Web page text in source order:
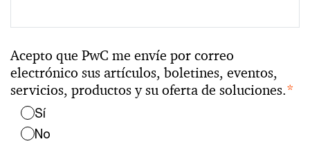
Acepto que PwC me envíe por correo
electrónico sus artículos, boletines, eventos,
servicios, productos y su oferta de soluciones.*
Sí
No